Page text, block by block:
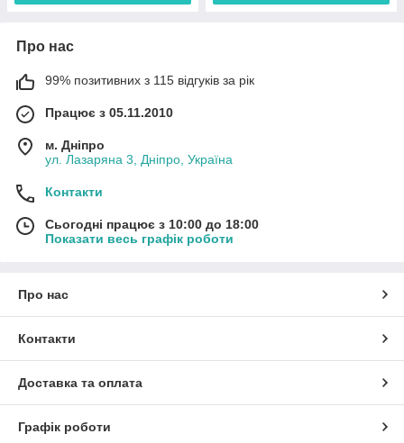
Про нас
99% позитивних з 115 відгуків за рік
Працює з 05.11.2010
м. Дніпро
ул. Лазаряна 3, Дніпро, Україна
Контакти
Сьогодні працює з 10:00 до 18:00
Показати весь графік роботи
Про нас
Контакти
Доставка та оплата
Графік роботи